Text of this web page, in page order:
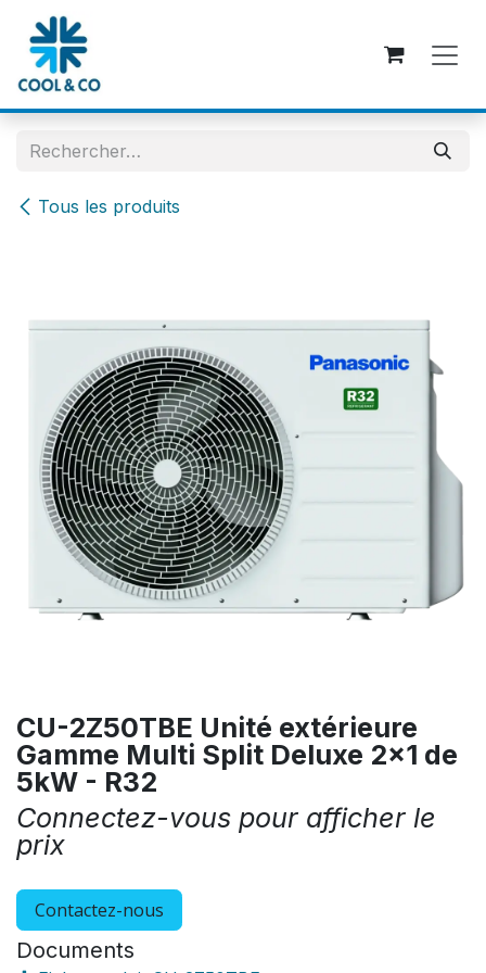
Se rendre au contenu
Tous les produits
CU-2Z50TBE Unité extérieure
Gamme Multi Split Deluxe 2x1 de
5kW - R32
Connectez-vous pour afficher le
prix
Contactez-nous
Documents